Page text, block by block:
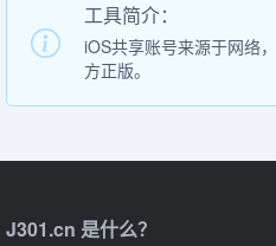
工具简介：
iOS共享账号来源于网络
方正版。
J301.cn 是什么？